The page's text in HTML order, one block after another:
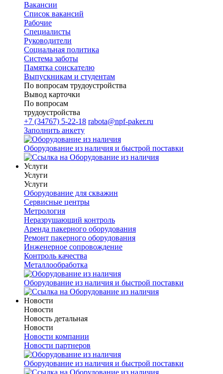
Вакансии
Список вакансий
Рабочие
Специалисты
Руководители
Cоциальная политика
Система заботы
Памятка соискателю
Выпускникам и студентам
По вопросам трудоустройства
Вывод карточки
По вопросам
трудоустройства
+7 (34767) 5-22-18 rabota@npf-paker.ru
Заполнить анкету
Оборудование из наличия и быстрой поставки
Услуги
Услуги
Услуги
Оборудование для скважин
Сервисные центры
Метрология
Неразрушающий контроль
Аренда пакерного оборудования
Ремонт пакерного оборудования
Инженерное сопровождение
Контроль качества
Металлообработка
Оборудование из наличия и быстрой поставки
Новости
Новости
Новость детальная
Новости
Новости компании
Новости партнеров
Оборудование из наличия и быстрой поставки